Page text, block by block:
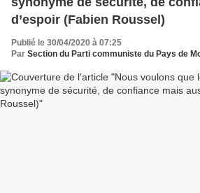
d’espoir (Fabien Roussel)
Publié le 30/04/2020 à 07:25
Par Section du Parti communiste du Pays de